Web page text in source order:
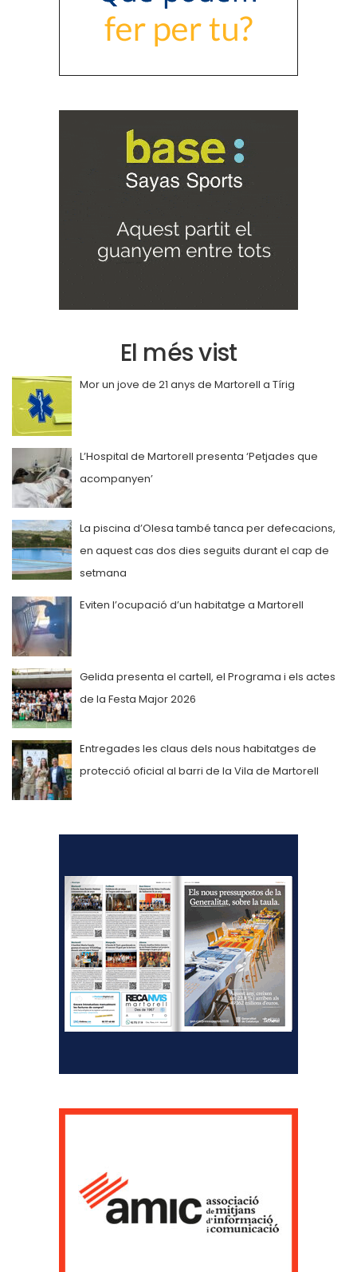
El més vist
Mor un jove de 21 anys de Martorell a Tírig
L’Hospital de Martorell presenta ‘Petjades que
acompanyen’
La piscina d’Olesa també tanca per defecacions,
en aquest cas dos dies seguits durant el cap de
setmana
Eviten l’ocupació d’un habitatge a Martorell
Gelida presenta el cartell, el Programa i els actes
de la Festa Major 2026
Entregades les claus dels nous habitatges de
protecció oficial al barri de la Vila de Martorell